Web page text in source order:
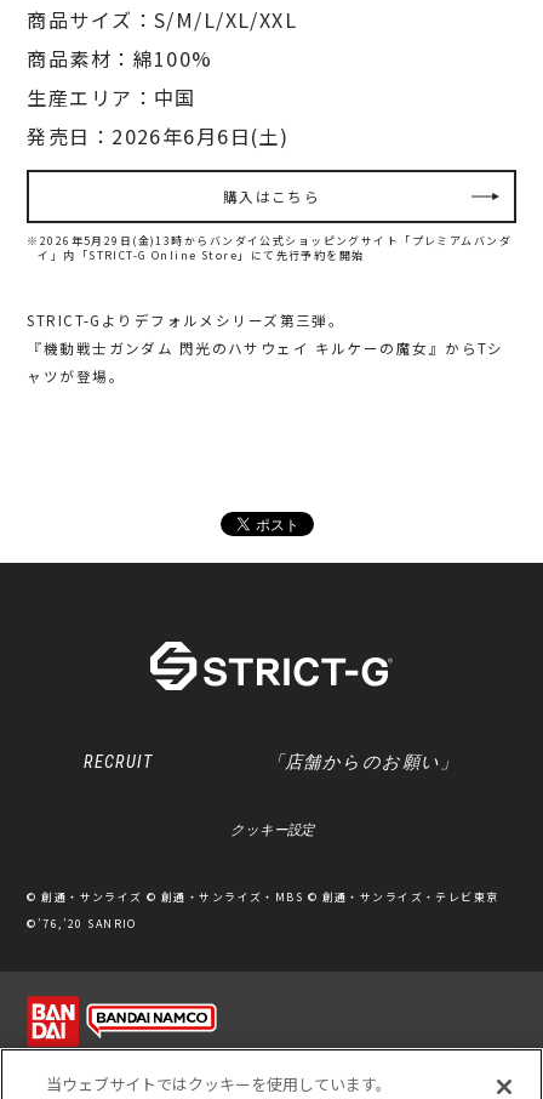
商品サイズ：S/M/L/XL/XXL
商品素材：綿100%
生産エリア：中国
発売日：2026年6月6日(土)
購入はこちら
※2026年5月29日(金)13時からバンダイ公式ショッピングサイト「プレミアムバンダ
イ」内
「STRICT-G Online Store」にて先行予約を開始
STRICT-Gよりデフォルメシリーズ第三弾。
『機動戦士ガンダム 閃光のハサウェイ キルケーの魔女』からTシ
ャツが登場。
RECRUIT 「店舗からのお願い」
クッキー設定
© 創通・サンライズ © 創通・サンライズ・MBS © 創通・サンライズ・テレビ東京
©’76,’20 SANRIO
当ウェブサイトではクッキーを使用しています。